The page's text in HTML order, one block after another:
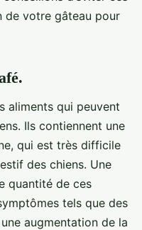
de votre gâteau pour
aliments qui peuvent
Ils contiennent une
qui est très difficile
des chiens. Une
quantité de ces
tels que des
augmentation de la